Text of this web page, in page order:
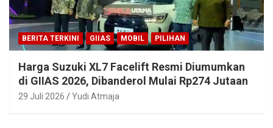
BERITA TERKINI GIIAS MOBIL PILIHAN
Harga Suzuki XL7 Facelift Resmi Diumumkan
di GIIAS 2026, Dibanderol Mulai Rp274 Jutaan
29 Juli 2026 Yudi Atmaja